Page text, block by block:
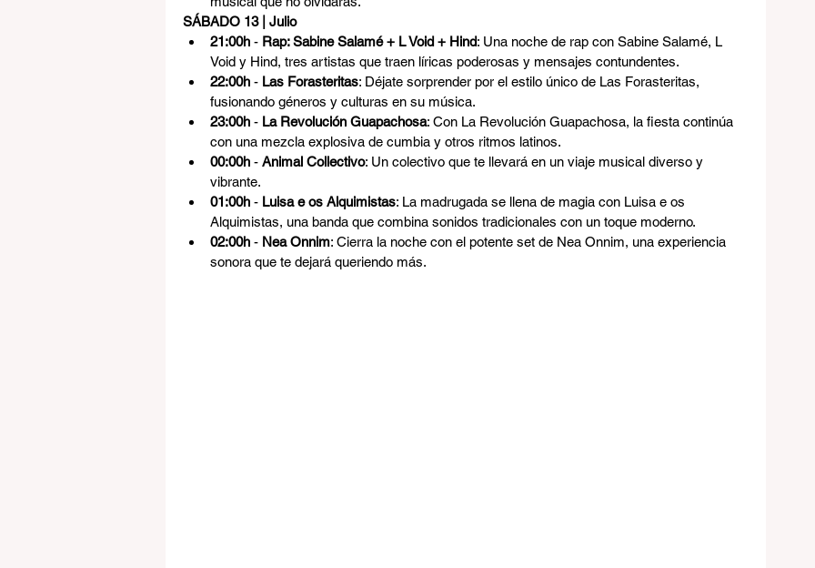
SÁBADO 13 | Julio
21:00h - Rap: Sabine Salamé + L Void + Hind: Una noche de rap con Sabine Salamé, L
Void y Hind, tres artistas que traen líricas poderosas y mensajes contundentes.
22:00h - Las Forasteritas: Déjate sorprender por el estilo único de Las Forasteritas,
fusionando géneros y culturas en su música.
23:00h - La Revolución Guapachosa: Con La Revolución Guapachosa, la fiesta continúa
con una mezcla explosiva de cumbia y otros ritmos latinos.
00:00h - Animal Collectivo: Un colectivo que te llevará en un viaje musical diverso y
vibrante.
01:00h - Luisa e os Alquimistas: La madrugada se llena de magia con Luisa e os
Alquimistas, una banda que combina sonidos tradicionales con un toque moderno.
02:00h - Nea Onnim: Cierra la noche con el potente set de Nea Onnim, una experiencia
sonora que te dejará queriendo más.